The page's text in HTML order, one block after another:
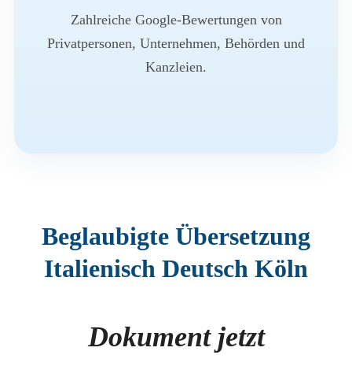
Zahlreiche Google-Bewertungen von
Privatpersonen, Unternehmen, Behörden und
Kanzleien.
Beglaubigte Übersetzung
Italienisch Deutsch Köln
Dokument jetzt